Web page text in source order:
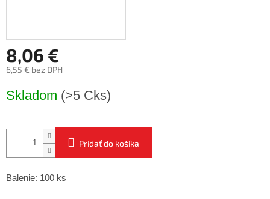
8,06 €
6,55 € bez DPH
cena:
Skladom (>5 Cks)
Pridať do košíka
Balenie: 100 ks